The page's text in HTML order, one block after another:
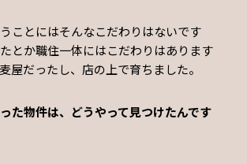
ことにはそんなこだわりはないです
とか職住一体にはこだわりはあります
屋だったし、店の上で育ちました。
物件は、どうやって見つけたんです